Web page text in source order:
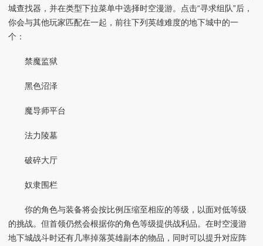
城查找器，并在类型下拉菜单中选择时空漫游。点击“寻求组队”后，
你会与其他玩家匹配在一起，前往下列英雄难度的地下城中的一
个：
禁魔监狱
黑色沼泽
魔导师平台
法力陵墓
破碎大厅
奴隶围栏
你的角色与装备将会按比例压缩至相应的等级，以面对低等级
的挑战。但首领仍然会根据你的角色等级提供战利品。在时空漫游
地下城战斗时还有几率掉落英雄副本的物品，同时可以提升对应阵